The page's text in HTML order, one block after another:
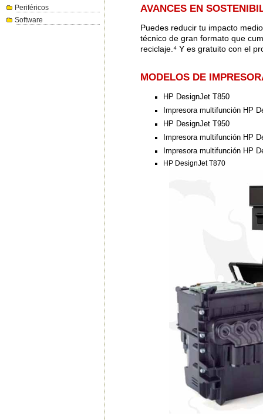
Periféricos
Software
AVANCES EN
Puedes reducir tu impacto
técnico de gran formato que
reciclaje.⁴ Y es gratuito con el
MODELOS DE
HP DesignJet T850
Impresora multifunción HP
HP DesignJet T950
Impresora multifunción HP
Impresora multifunción HP
HP DesignJet T870